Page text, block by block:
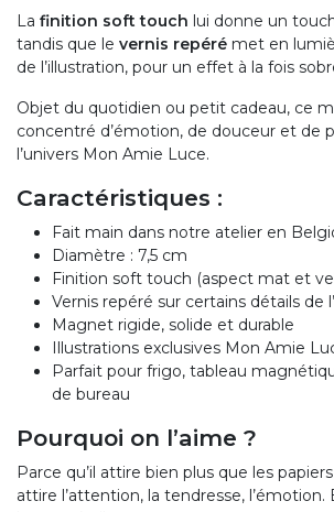
La finition soft touch lui donne un
tandis que le vernis repéré met en
de l’illustration, pour un effet à la fois
Objet du quotidien ou petit cadeau, ce
concentré d’émotion, de douceur et de
l’univers Mon Amie Luce.
Caractéristiques :
Fait main dans notre atelier en
Diamètre : 7,5 cm
Finition soft touch (aspect mat et
Vernis repéré sur certains détails de
Magnet rigide, solide et durable
Illustrations exclusives Mon Amie
Parfait pour frigo, tableau
de bureau
Pourquoi on l’aime ?
Parce qu’il attire bien plus que les
attire l’attention, la tendresse, l’émotion.